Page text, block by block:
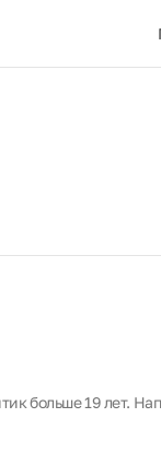
больше 19 лет.